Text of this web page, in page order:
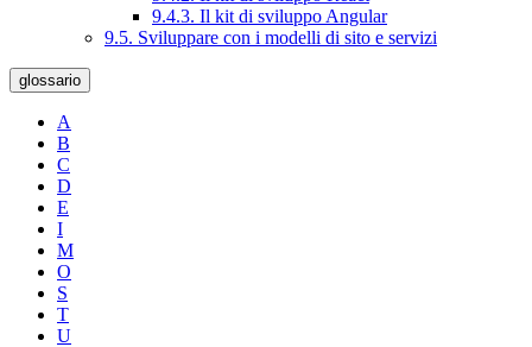
9.4.3. Il kit di sviluppo Angular
9.5. Sviluppare con i modelli di sito e servizi
glossario
A
B
C
D
E
I
M
O
S
T
U